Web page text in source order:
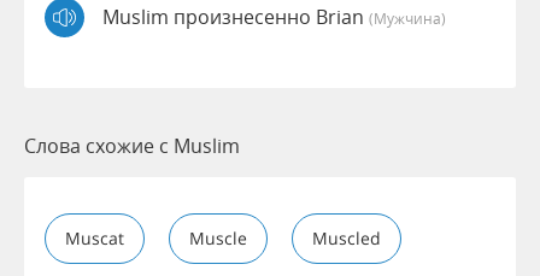
Muslim произнесенно Brian (мужчина)
Слова схожие с Muslim
Muscat Muscle Muscled